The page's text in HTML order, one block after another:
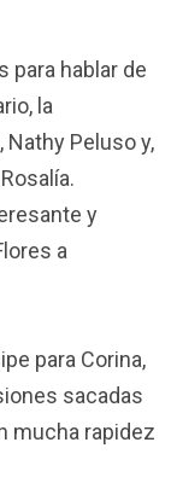
para hablar de
la
Nathy Peluso y,
y
a
para Corina,
sacadas
mucha rapidez